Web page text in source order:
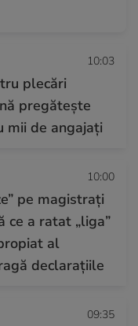
10:03
plecări
pregătește
mii de angajați
10:00
pe magistrați
ce a ratat „liga”
al
declarațiile
09:35